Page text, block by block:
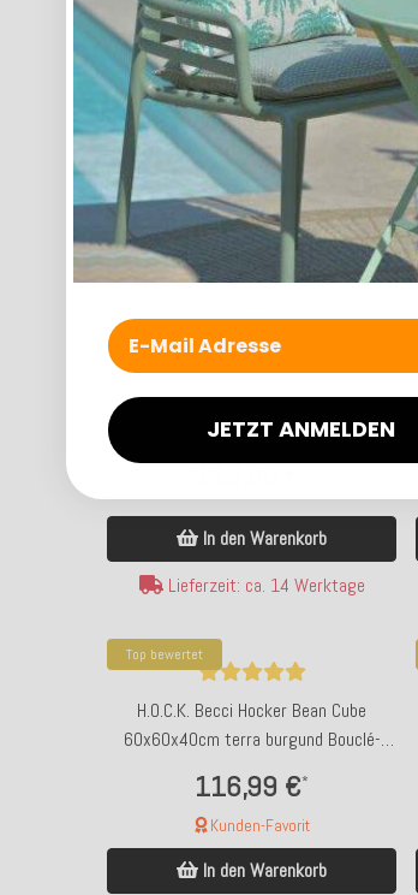
H.O.C.K. Sera Uno Hocker Cube
45x45x45cm terra schwarz
Einzelstreifen
119,00 €*
Kunden-Favorit
In den Warenkorb
Lieferzeit: ca. 5-7 Werktage
Einzelstreifen
119,00 €*
In den Warenkorb
Lieferzeit: ca. 14 Werktage
Top bewertet
H.O.C.K. Becci Hocker Bean Cube
60x60x40cm terra burgund Bouclé-
116,99 €*
Kunden-Favorit
In den Warenkorb
JETZT ANMELDEN